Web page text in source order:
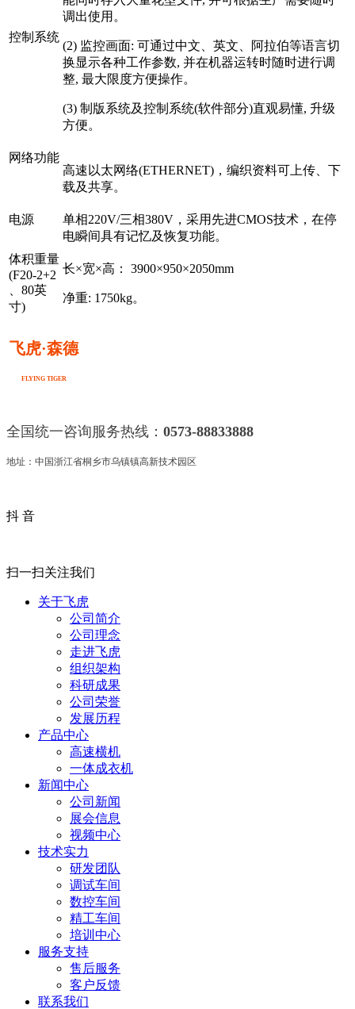
控制系统
调出使用。
(2) 监控画面: 可通过中文、英文、阿拉伯等语言切
换显示各种工作参数, 并在机器运转时随时进行调
整, 最大限度方便操作。
(3) 制版系统及控制系统(软件部分)直观易懂, 升级
方便。
网络功能
高速以太网络(ETHERNET)，编织资料可上传、下
载及共享。
电源
单相220V/三相380V，采用先进CMOS技术，在停
电瞬间具有记忆及恢复功能。
体积重量
(F20-2+2
、80英
寸)
长×宽×高： 3900×950×2050mm
净重: 1750kg。
飞虎·森德
FLYING TIGER
全国统一咨询服务热线： 0573-88833888
地址：中国浙江省桐乡市乌镇镇高新技术园区
抖 音
扫一扫关注我们
关于飞虎
公司简介
公司理念
走进飞虎
组织架构
科研成果
公司荣誉
发展历程
产品中心
高速横机
一体成衣机
新闻中心
公司新闻
展会信息
视频中心
技术实力
研发团队
调试车间
数控车间
精工车间
培训中心
服务支持
售后服务
客户反馈
联系我们